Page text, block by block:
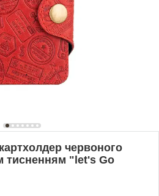
червоного
тисненням "let's Go